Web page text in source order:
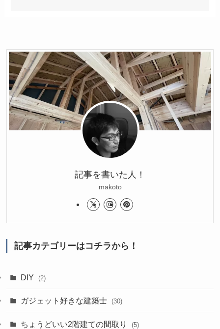
記事を書いた人！
makoto
記事カテゴリーはコチラから！
DIY (2)
ガジェット好きな建築士 (30)
ちょうどいい2階建ての間取り (5)